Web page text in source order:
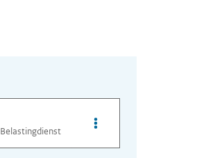
Belastingdienst
Opties van bestand